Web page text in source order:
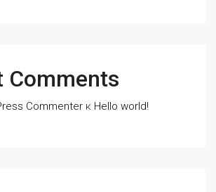
Comments
Commenter к Hello world!